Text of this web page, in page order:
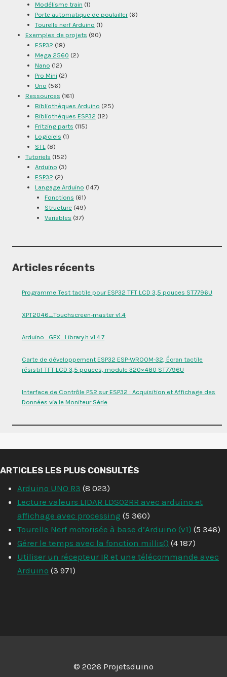
Modélisme train (1)
Porte automatique de poulailler(6)
Tourelle nerf Arduino (1)
Exemples de projets (90)
ESP32 (18)
Mega 2560 (2)
Nano (12)
Pro Mini(2)
Uno (56)
Ressources (161)
Bibliothèques Arduino (25)
Bibliothèques ESP32 (12)
Fritzing parts (115)
Logiciels (1)
STL(8)
Tutoriels (152)
Arduino (3)
ESP32 (2)
Langage Arduino (147)
Fonctions (61)
Structure(49)
Variables (37)
Articles récents
Programme Test tactile pour ESP32 TFT LCD 3,5 pouces ST7796U
XPT2046_Touchscreen-master v1.4
Arduino_GFX_Library.h v1.4.7
Carte de développement ESP32 ESP-WROOM-32, Écran tactile
résistif TFT LCD 3,5 pouces, module 320×480 ST7796U
Interface de Contrôle PS2 sur ESP32 : Acquisition et Affichage des
Données via le Moniteur Série
ARTICLES LES PLUS CONSULTÉS
Arduino UNO R3 (8 023)
Lecture valeurs LIDAR LDS02RR avec arduino et
affichage avec processing (5 360)
Tourelle Nerf motorisée à base d’Arduino (v1) (5 346)
Gérer le temps avec la fonction millis() (4 187)
Utiliser un récepteur IR et une télécommande avec
Arduino (3 971)
© 2026 Projetsduino